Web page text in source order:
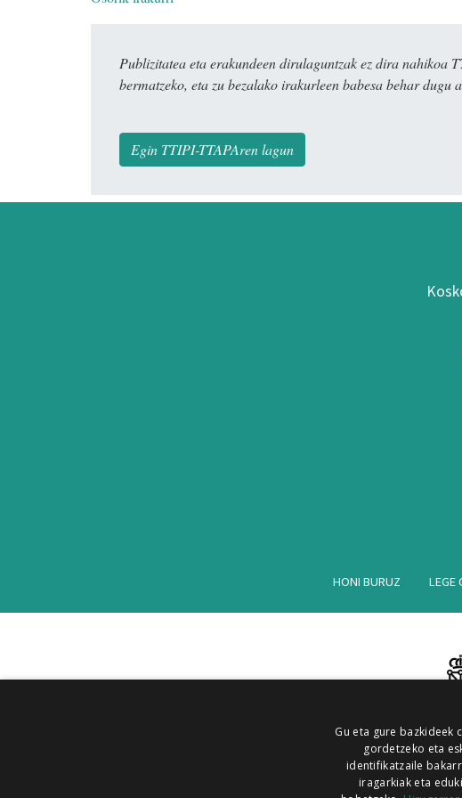
Publizitatea eta erakundeen dirulaguntzak ez dira nahikoa
bermatzeko, eta zu bezalako irakurleen babesa behar dugu
Egin TTIPI-TTAPAren lagun
HONI BURUZ LEGE
Gu eta gure bazkideek
gordetzeko eta
identifikatzaile
iragarkiak eta